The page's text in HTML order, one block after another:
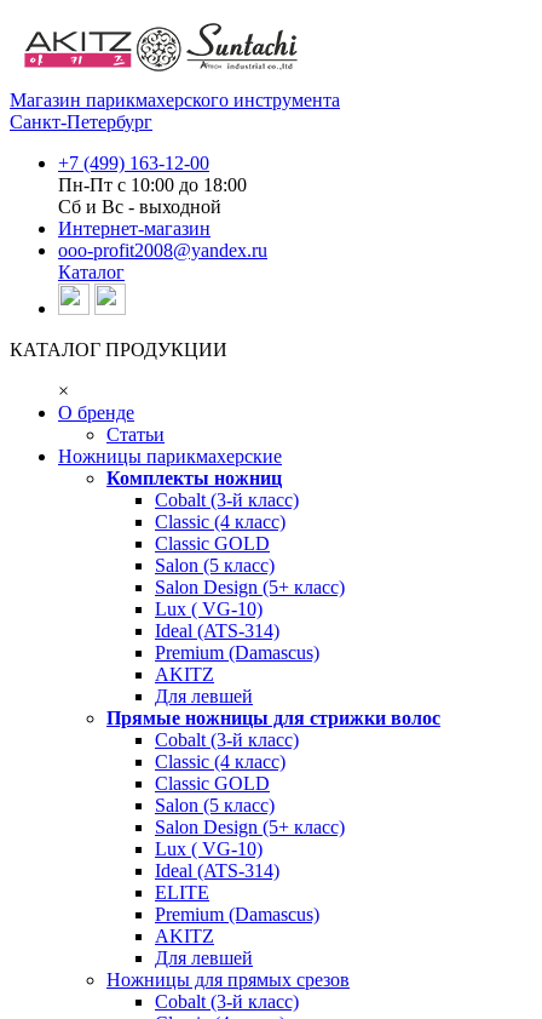
Магазин парикмахерского инструмента
Санкт-Петербург
+7 (499) 163-12-00
Пн-Пт с 10:00 до 18:00
Сб и Вс - выходной
Интернет-магазин
ooo-profit2008@yandex.ru
Каталог
КАТАЛОГ ПРОДУКЦИИ
×
О бренде
Статьи
Ножницы парикмахерские
Комплекты ножниц
Cobalt (3-й класс)
Classic (4 класс)
Classic GOLD
Salon (5 класс)
Salon Design (5+ класс)
Lux ( VG-10)
Ideal (ATS-314)
Premium (Damascus)
AKITZ
Для левшей
Прямые ножницы для стрижки волос
Cobalt (3-й класс)
Classic (4 класс)
Classic GOLD
Salon (5 класс)
Salon Design (5+ класс)
Lux ( VG-10)
Ideal (ATS-314)
ELITE
Premium (Damascus)
AKITZ
Для левшей
Ножницы для прямых срезов
Cobalt (3-й класс)